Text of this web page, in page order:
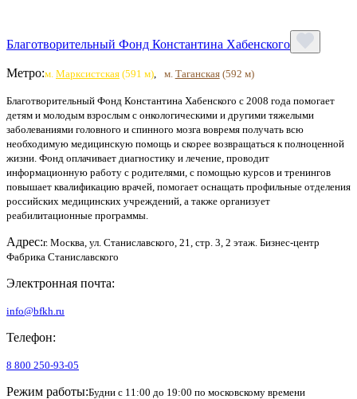
Благотворительный Фонд Константина Хабенского
Метро:м. Марксистская (591 м) м. Таганская(592 м)
Благотворительный Фонд Константина Хабенского с 2008 года помогает
детям и молодым взрослым с онкологическими и другими тяжелыми
заболеваниями головного и спинного мозга вовремя получать всю
необходимую медицинскую помощь и скорее возвращаться к полноценной
жизни. Фонд оплачивает диагностику и лечение, проводит
информационную работу с родителями, с помощью курсов и тренингов
повышает квалификацию врачей, помогает оснащать профильные отделения
российских медицинских учреждений, а также организует
реабилитационные программы.
Адрес:г. Москва, ул. Станиславского, 21, стр. 3, 2 этаж. Бизнес-центр
Фабрика Станиславского
Электронная почта:
info@bfkh.ru
Телефон:
8 800 250-93-05
Режим работы:Будни с 11:00 до 19:00 по московскому времени